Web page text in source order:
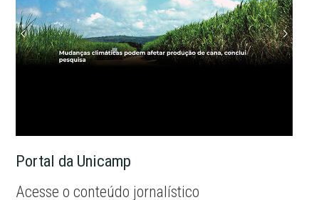
Portal da Unicamp
Acesse o conteúdo jornalístico